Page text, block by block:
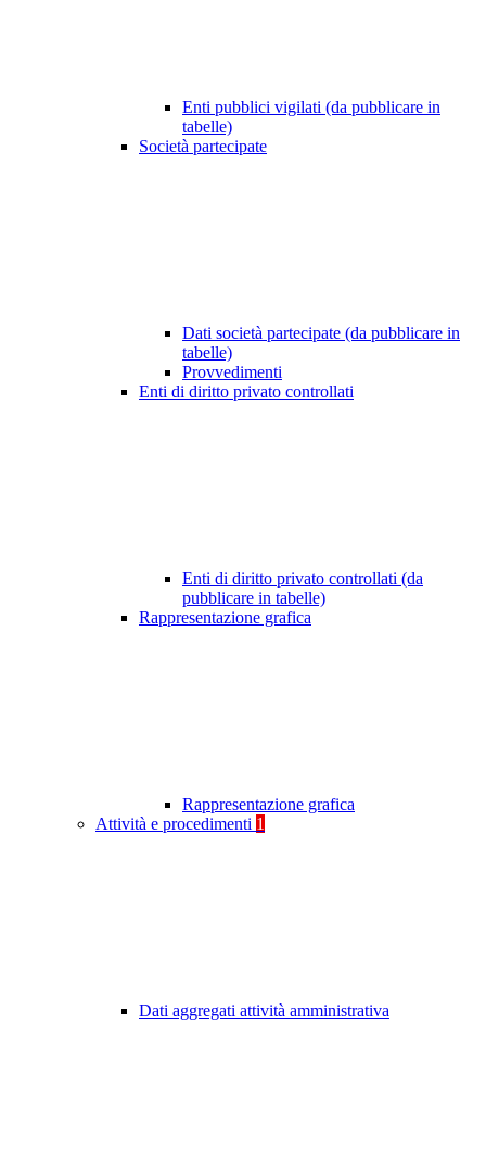
Enti pubblici vigilati (da pubblicare in
tabelle)
Società partecipate
Dati società partecipate (da pubblicare in
tabelle)
Provvedimenti
Enti di diritto privato controllati
Enti di diritto privato controllati (da
pubblicare in tabelle)
Rappresentazione grafica
Rappresentazione grafica
Attività e procedimenti 1
Dati aggregati attività amministrativa